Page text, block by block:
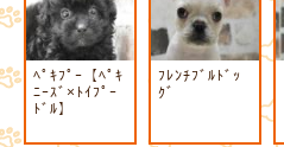
ﾍﾟｷﾌﾟｰ【ﾍﾟｷ
ﾆｰｽﾞ×ﾄｲﾌﾟｰ
ﾄﾞﾙ】
ﾌﾚﾝﾁﾌﾞﾙﾄﾞｯ
ｸﾞ